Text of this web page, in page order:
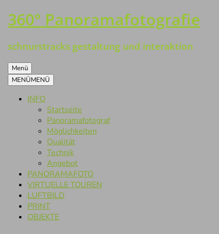
Zum
Inhalt
360° Panoramafotografie
schnurstracks gestaltung und interaktion
Menü
MENÜMENÜ
INFO
Startseite
Panoramafotograf
Möglichkeiten
Qualität
Technik
Angebot
PANORAMAFOTO
VIRTUELLE TOUREN
LUFTBILD
PRINT
OBJEKTE